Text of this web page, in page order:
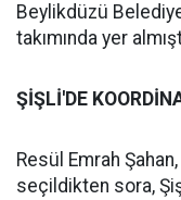
Beylikdüzü
takımında yer
ŞİŞLİ'DE
Resül Emrah
seçildikten sora,